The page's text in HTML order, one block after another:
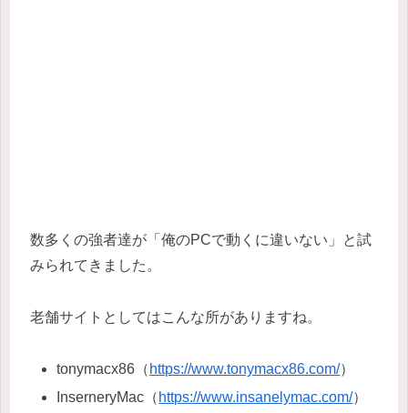
数多くの強者達が「俺のPCで動くに違いない」と試
みられてきました。
老舗サイトとしてはこんな所がありますね。
tonymacx86（ https://www.tonymacx86.com/）
InserneryMac（ https://www.insanelymac.com/）